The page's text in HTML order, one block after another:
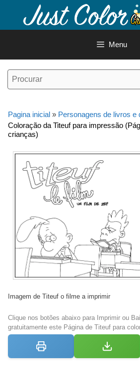
o
Menu
Pagina inicial » Personagens de livros e
Coloração da Titeuf para impressão
crianças)
Imagem de Titeuf o filme a imprimir
Clique nos botões abaixo para Imprimir ou
gratuitamente este Página de Titeuf para